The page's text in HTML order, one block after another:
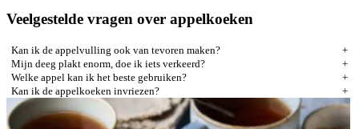
Veelgestelde vragen over appelkoeken
Kan ik de appelvulling ook van tevoren maken?
Mijn deeg plakt enorm, doe ik iets verkeerd?
Welke appel kan ik het beste gebruiken?
Kan ik de appelkoeken invriezen?